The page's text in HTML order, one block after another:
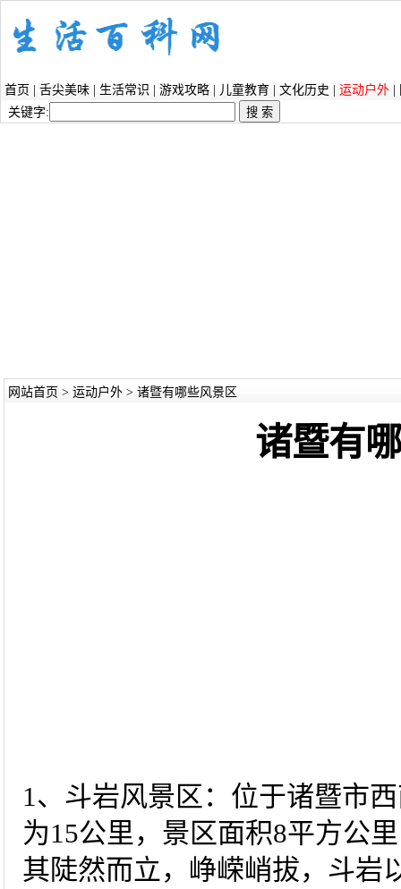
首页 舌尖美味 生活常识 游戏攻略 儿童教育 文化历史 运动户外
关键字:
网站首页 > 运动户外> 诸暨有哪些风景区
诸暨有
1、斗岩风景区：位于诸暨市
为15公里，景区面积8平方公
其陡然而立，峥嵘峭拔，斗岩